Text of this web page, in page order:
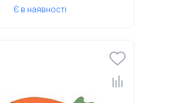
Є в наявності